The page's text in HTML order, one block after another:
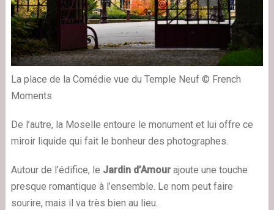
La place de la Comédie vue du Temple Neuf © French
Moments
De l’autre, la Moselle entoure le monument et lui offre ce
miroir liquide qui fait le bonheur des photographes.
Autour de l’édifice, le Jardin d’Amourajoute une touche
presque romantique à l’ensemble. Le nom peut faire
sourire, mais il va très bien au lieu.